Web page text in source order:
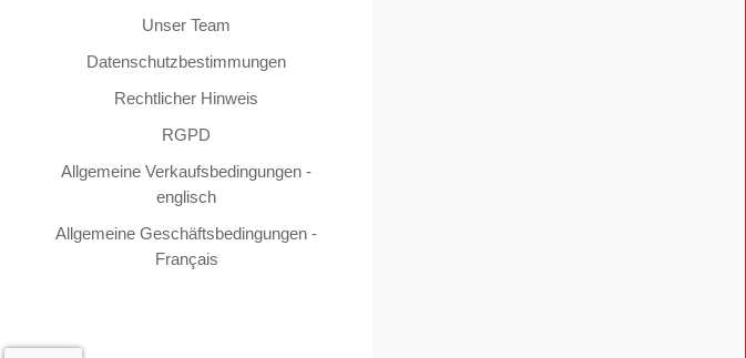
Unser Team
Datenschutzbestimmungen
Rechtlicher Hinweis
RGPD
Allgemeine Verkaufsbedingungen -
englisch
Allgemeine Geschäftsbedingungen -
Français